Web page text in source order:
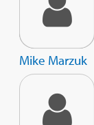
Mike Marzuk